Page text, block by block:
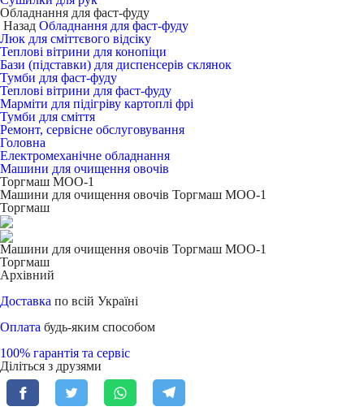
Обладнання для фаст-фуду
Назад Обладнання для фаст-фуду
Люк для сміттєвого відсіку
Теплові вітрини для конопіци
Бази (підставки) для диспенсерів склянок
Тумби для фаст-фуду
Теплові вітрини для фаст-фуду
Марміти для підігріву картоплі фрі
Тумби для сміття
Ремонт, сервісне обслуговування
Головна
Електромеханічне обладнання
Машини для очищення овочів
Торгмаш МОО-1
Машини для очищення овочів Торгмаш МОО-1
Торгмаш
Машини для очищення овочів Торгмаш МОО-1
Торгмаш
Архівний
Доставка по всій Україні
Оплата будь-яким способом
100% гарантія та сервіс
Діліться з друзями